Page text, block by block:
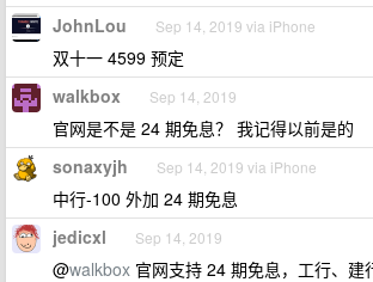
JohnLou Sep 14, 2019 via iPhone
双十一 4599 预定
walkbox Sep 14, 2019
官网是不是 24 期免息？ 我记得以前是的
sonaxyjh Sep 14, 2019 via iPhone
中行-100 外加 24 期免息
jedicxl Sep 14, 2019
@walkbox 官网支持 24 期免息，工行、建